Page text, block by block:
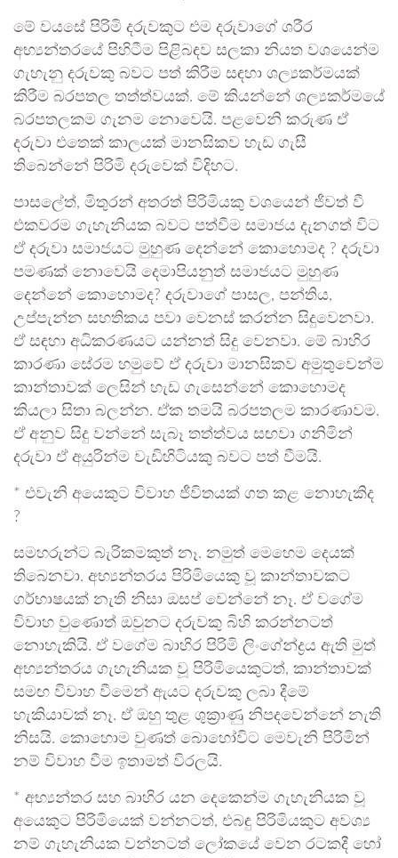
මේ වයසේ පිරිමි දරුවකුට එම දරුවාගේ ශරීර
අභ්‍යන්තරයේ පිහිටීම පිළිබඳව සලකා නියත වශයෙන්ම
ගැහැනු දරුවකු බවට පත් කිරීම සඳහා ශල්‍යකර්මයක්
කිරීම බරපතල තත්ත්වයක්. මේ කියන්නේ ශල්‍යකර්මයේ
බරපතලකම ගැනම නොවෙයි. පළවෙනි කරුණ ඒ
දරුවා එතෙක් කාලයක් මානසිකව හැඩ ගැසී
තිබෙන්නේ පිරිමි දරුවෙක් විදිහට.
පාසලේත්, මිතුරන් අතරත් පිරිමියකු වශයෙන් ජීවත් වී
එකවරම ගැහැනියක බවට පත්වීම සමාජය දැනගත් විට
ඒ දරුවා සමාජයට මුහුණ දෙන්නේ කොහොමද ? දරුවා
පමණක් නොවෙයි දෙමාපියනුත් සමාජයට මුහුණ
දෙන්නේ කොහොමද? දරුවාගේ පාසල, පන්තිය,
උප්පැන්න සහතිකය පවා වෙනස් කරන්න සිදුවෙනවා.
ඒ සඳහා අධිකරණයට යන්නත් සිදු වෙනවා. මේ බාහිර
කාරණා සේරම හමුවේ ඒ දරුවා මානසිකව අමුතුවෙන්ම
කාන්තාවක් ලෙසින් හැඩ ගැසෙන්නේ කොහොමද
කියලා සිතා බලන්න. ඒක තමයි බරපතලම කාරණාවම.
ඒ අනුව සිදු වන්නේ සැබෑ තත්ත්වය සඟවා ගනිමින්
දරුවා ඒ අයුරින්ම වැඩිහිටියකු බවට පත් වීමයි.
* එවැනි අයෙකුට විවාහ ජීවිතයක් ගත කළ නොහැකිද
?
සමහරුන්ට බැරිකමකුත් නෑ. නමුත් මෙහෙම දෙයක්
තිබෙනවා. අභ්‍යන්තරය පිරිමියෙකු වූ කාන්තාවකට
ගර්භාෂයක් නැති නිසා ඔසප් වෙන්නේ නෑ. ඒ වගේම
විවාහ වුණොත් ඔවුනට දරුවකු බිහි කරන්නටත්
නොහැකියි. ඒ වගේම බාහිර පිරිමි ලිංගේන්ද්‍රය ඇති මුත්
අභ්‍යන්තරය ගැහැනියක වූ පිරිමියෙකුටත්, කාන්තාවක්
සමඟ විවාහ වීමෙන් ඇයට දරුවකු ලබා දීමේ
හැකියාවක් නෑ. ඒ ඔහු තුළ ශුක්‍රාණු නිපදවෙන්නේ නැති
නිසයි. කොහොම වුණත් බොහෝවිට මෙවැනි පිරිමින්
නම් විවාහ වීම ඉතාමත් විරලයි.
* අභ්‍යන්තර සහ බාහිර යන දෙකෙන්ම ගැහැනියක වූ
අයෙකුට පිරිමියෙක් වන්නටත්, එබඳු පිරිමියකුට අවශ්‍ය
නම් ගැහැනියක වන්නටත් ලෝකයේ වෙන රටකදී හෝ